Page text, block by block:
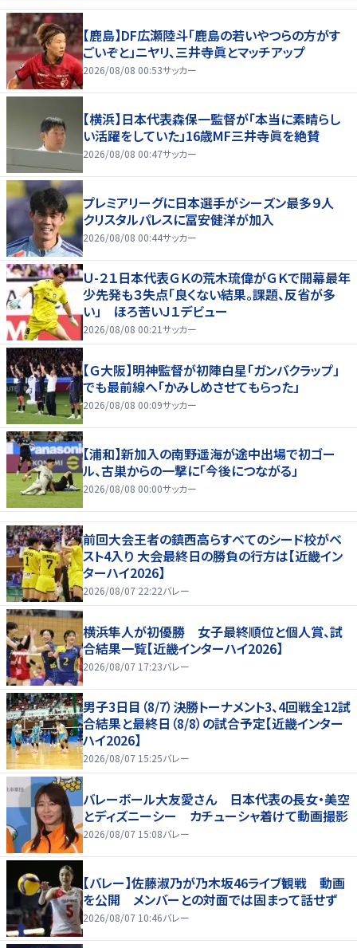
【鹿島】DF広瀬陸斗「鹿島の若いやつらの方がす
ごいぞと」ニヤリ、三井寺眞とマッチアップ
2026/08/08 00:53サッカー
【横浜】日本代表森保一監督が「本当に素晴らし
い活躍をしていた」16歳MF三井寺眞を絶賛
2026/08/08 00:47サッカー
プレミアリーグに日本選手がシーズン最多９人
クリスタルパレスに冨安健洋が加入
2026/08/08 00:44サッカー
Ｕ-２１日本代表ＧＫの荒木琉偉がＧＫで開幕最年
少先発も３失点「良くない結果。課題、反省が多
い」 ほろ苦いＪ１デビュー
2026/08/08 00:21サッカー
【Ｇ大阪】明神監督が初陣白星「ガンバクラップ」
でも最前線へ「かみしめさせてもらった」
2026/08/08 00:09サッカー
【浦和】新加入の南野遥海が途中出場で初ゴー
ル、古巣からの一撃に「今後につながる」
2026/08/08 00:00サッカー
前回大会王者の鎮西高らすべてのシード校がベ
スト4入り 大会最終日の勝負の行方は【近畿イン
ターハイ2026】
2026/08/07 22:22バレー
横浜隼人が初優勝 女子最終順位と個人賞、試
合結果一覧【近畿インターハイ2026】
2026/08/07 17:23バレー
男子3日目（8/7）決勝トーナメント3、4回戦全12試
合結果と最終日（8/8）の試合予定【近畿インター
ハイ2026】
2026/08/07 15:25バレー
バレーボール大友愛さん 日本代表の長女・美空
とディズニーシー カチューシャ着けて動画撮影
2026/08/07 15:08バレー
【バレー】佐藤淑乃が乃木坂46ライブ観戦 動画
を公開 メンバーとの対面では固まって話せず
2026/08/07 10:46バレー